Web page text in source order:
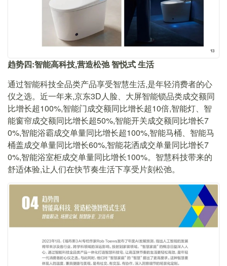
趋势四:智能高科技,营造松弛智悦式生活
通过智能科技全品类产品享受智慧生活,是年轻消费者的心
仪之选。近一年来,京东3D人脸、大屏智能锁品类成交额同
比增长超100%,智能门成交额同比增长超10倍,智能灯、智
能窗帘成交额同比增长超50%,智能开关成交额同比增长7
0%,智能浴霸成交单量同比增长超100%,智能马桶、智能马
桶盖成交单量同比增长60%,智能花洒成交单量同比增长7
0%,智能浴室柜成交单量同比增长100%。智慧科技带来的
舒适体验,让人们在快节奏生活下享受片刻松弛。